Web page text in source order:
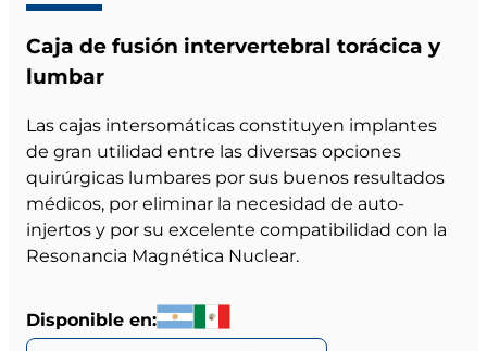
Caja de fusión intervertebral torácica y
lumbar
Las cajas intersomáticas constituyen implantes
de gran utilidad entre las diversas opciones
quirúrgicas lumbares por sus buenos resultados
médicos, por eliminar la necesidad de auto-
injertos y por su excelente compatibilidad con la
Resonancia Magnética Nuclear.
Disponible en: